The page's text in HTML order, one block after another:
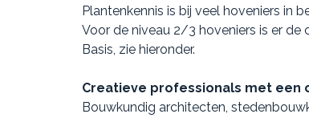
Plantenkennis is bij veel hoveniers in
Voor de niveau 2/3 hoveniers is er de
Basis, zie hieronder.
Creatieve professionals met een
Bouwkundig architecten,